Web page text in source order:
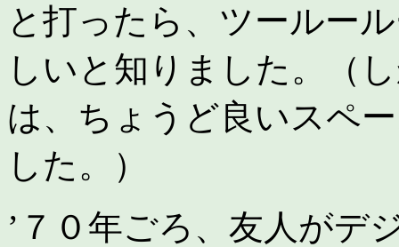
と打ったら、ツールー
しいと知りました。（
は、ちょうど良いスペ
した。）
’７０年ごろ、友人がデ